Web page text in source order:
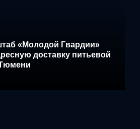
«Молодой Гвардии»
доставку питьевой